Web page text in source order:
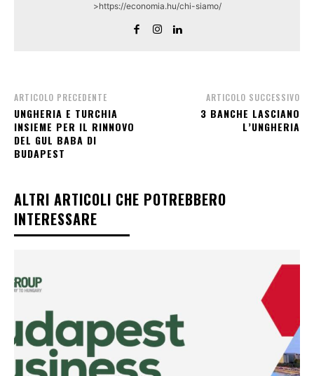
>https://economia.hu/chi-siamo/
ARTICOLO PRECEDENTE
UNGHERIA E TURCHIA
INSIEME PER IL RINNOVO
DEL GUL BABA DI
BUDAPEST
ARTICOLO SUCCESSIVO
3 BANCHE LASCIANO
L’UNGHERIA
ALTRI ARTICOLI CHE POTREBBERO
INTERESSARE